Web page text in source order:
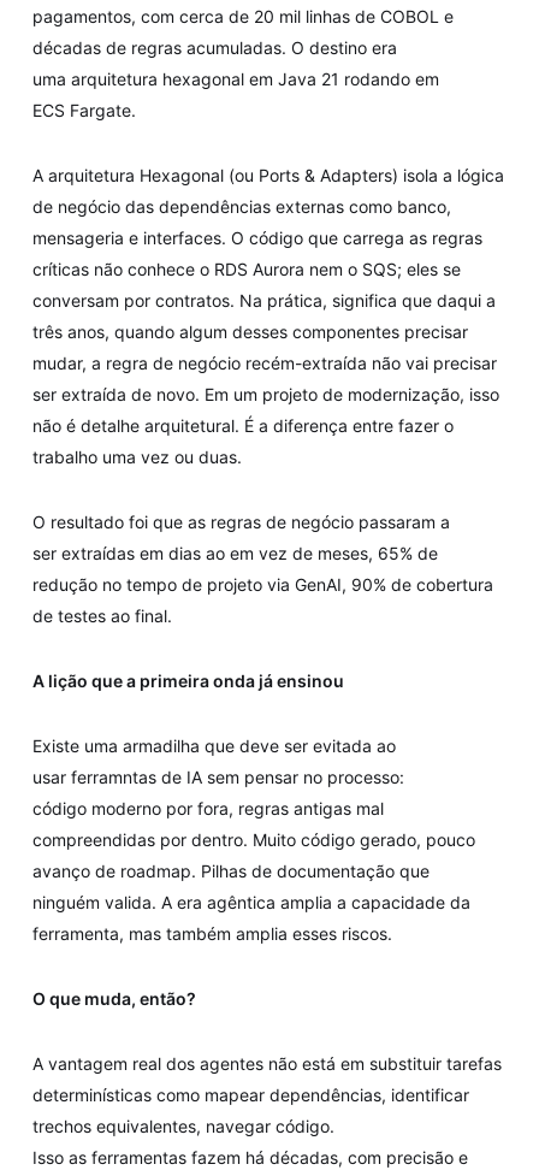
pagamentos, com cerca de 20 mil linhas de COBOL e
décadas de regras acumuladas. O destino era
uma arquitetura hexagonal em Java 21 rodando em
ECS Fargate.
A arquitetura Hexagonal (ou Ports & Adapters) isola a lógica
de negócio das dependências externas como banco,
mensageria e interfaces. O código que carrega as regras
críticas não conhece o RDS Aurora nem o SQS; eles se
conversam por contratos. Na prática, significa que daqui a
três anos, quando algum desses componentes precisar
mudar, a regra de negócio recém-extraída não vai precisar
ser extraída de novo. Em um projeto de modernização, isso
não é detalhe arquitetural. É a diferença entre fazer o
trabalho uma vez ou duas.
O resultado foi que as regras de negócio passaram a
ser extraídas em dias ao em vez de meses, 65% de
redução no tempo de projeto via GenAI, 90% de cobertura
de testes ao final.
A lição que a primeira onda já ensinou
Existe uma armadilha que deve ser evitada ao
usar ferramntas de IA sem pensar no processo:
código moderno por fora, regras antigas mal
compreendidas por dentro. Muito código gerado, pouco
avanço de roadmap. Pilhas de documentação que
ninguém valida. A era agêntica amplia a capacidade da
ferramenta, mas também amplia esses riscos.
O que muda, então?
A vantagem real dos agentes não está em substituir tarefas
determinísticas como mapear dependências, identificar
trechos equivalentes, navegar código.
Isso as ferramentas fazem há décadas, com precisão e